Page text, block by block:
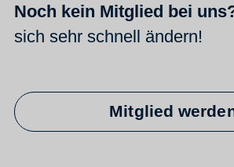
Noch kein Mitglied bei
sich sehr schnell ändern!
Mitglied